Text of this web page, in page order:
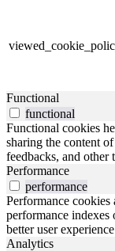
Functional
functional
Functional cookies
sharing the content
feedbacks, and other
Performance
performance
Performance cookies
performance
better user
Analytics